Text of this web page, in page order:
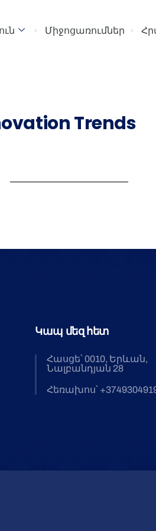
Միջոցառումներ
Trends
Կապ մեզ հետ
Հասցե՝ 0010, Երևան,
Նալբանդյան 28
Հեռախոս՝